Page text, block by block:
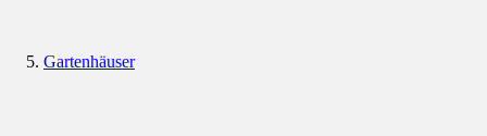
Gartenhäuser